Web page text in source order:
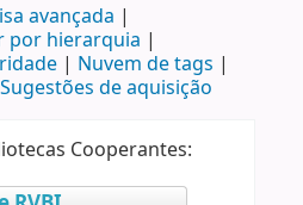
avançada
por hierarquia
Nuvem de tags
Sugestões de aquisição
Cooperantes: